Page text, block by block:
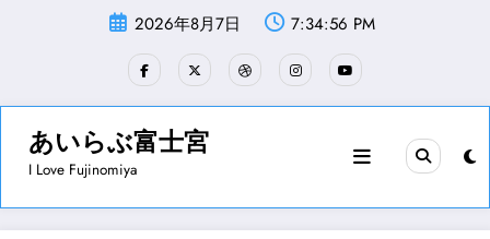
へ
2026年8月7日 7:34:56 PM
あいらぶ富士宮
I Love Fujinomiya